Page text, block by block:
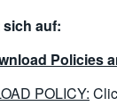
sich auf:
Policies
POLICY: